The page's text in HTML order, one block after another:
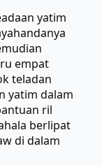
yatim
empat
teladan
yatim dalam
ril
berlipat
di dalam